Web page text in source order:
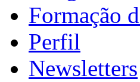
Formação
Perfil
Newsletters